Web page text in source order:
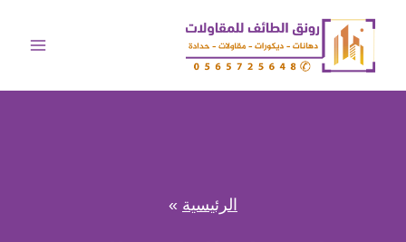
المحتوى
الرئيسية »